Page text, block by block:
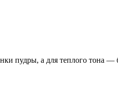
пудры, а для теплого тона —